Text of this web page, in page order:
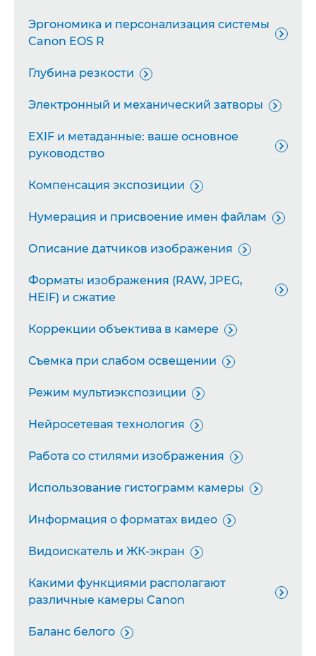
Эргономика и персонализация системы
Canon EOS R

Глубина резкости 
Электронный и механический затворы 
EXIF и метаданные: ваше основное
руководство

Компенсация экспозиции 
Нумерация и присвоение имен файлам 
Описание датчиков изображения 
Форматы изображения (RAW, JPEG,
HEIF) и сжатие

Коррекции объектива в камере 
Съемка при слабом освещении 
Режим мультиэкспозиции 
Нейросетевая технология 
Работа со стилями изображения 
Использование гистограмм камеры 
Информация о форматах видео 
Видоискатель и ЖК-экран 
Какими функциями располагают
различные камеры Canon

Баланс белого 